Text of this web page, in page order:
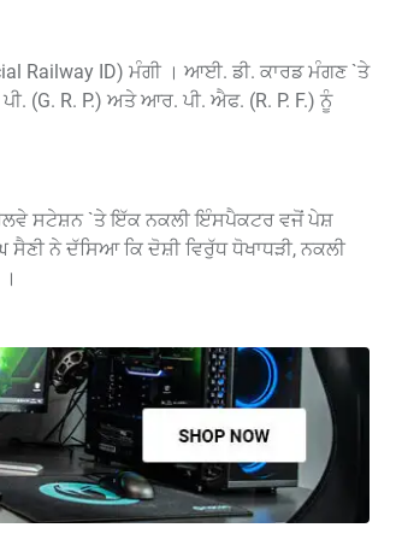
Railway ID) ਮੰਗੀ । ਆਈ. ਡੀ. ਕਾਰਡ ਮੰਗਣ `ਤੇ
(G. R. P.) ਅਤੇ ਆਰ. ਪੀ. ਐਫ. (R. P. F.) ਨੂੰ
ਰੇਲਵੇ ਸਟੇਸ਼ਨ `ਤੇ ਇੱਕ ਨਕਲੀ ਇੰਸਪੈਕਟਰ ਵਜੋਂ ਪੇਸ਼
ਨੇ ਦੱਸਿਆ ਕਿ ਦੋਸ਼ੀ ਵਿਰੁੱਧ ਧੋਖਾਧੜੀ, ਨਕਲੀ